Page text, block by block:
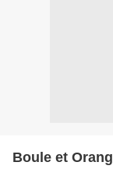
Boule et